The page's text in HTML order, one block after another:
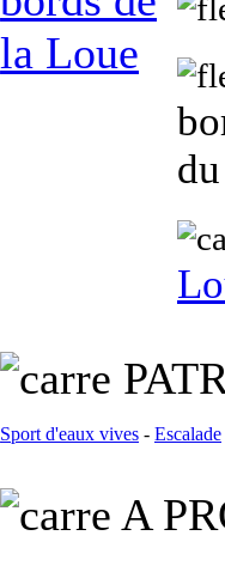
Sport d'eaux vives - Escalade
A